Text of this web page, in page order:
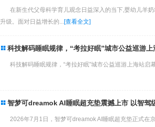
在新生代父母科学育儿观念日益深入的当下,婴幼儿羊
升级。面对日益增长的...[查看全文]
科技解码睡眠规律，“考拉好眠”城市公益巡游上
科技解码睡眠规律，“考拉好眠”城市公益巡游上海站启
智梦可dreamok AI睡眠超充垫震撼上市 以智驾
2026年7月1日，智梦可dreamok AI睡眠超充垫正式在